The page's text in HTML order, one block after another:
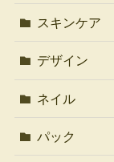
スキンケア
デザイン
ネイル
パック